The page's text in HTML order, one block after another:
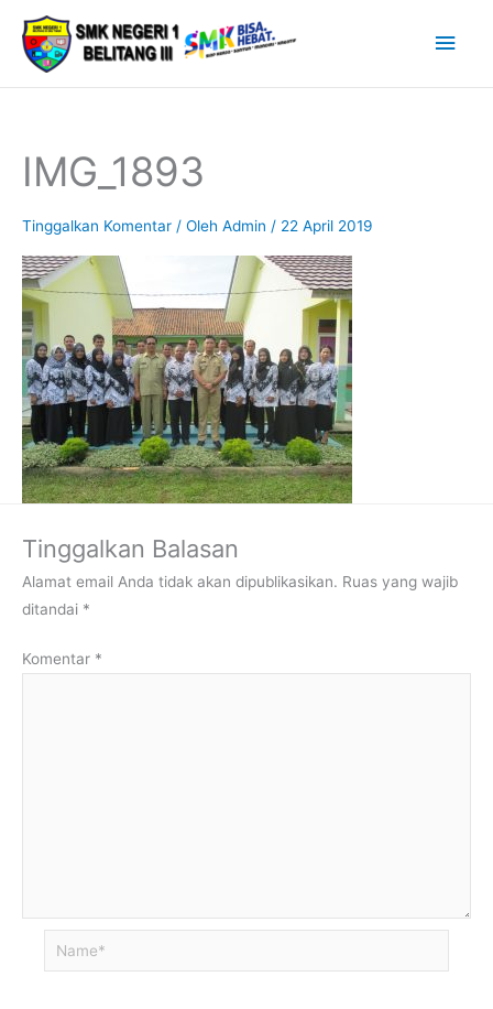
Lewati
konten
IMG_1893
Tinggalkan Komentar / Oleh Admin / 22 April 2019
Tinggalkan Balasan
Alamat email Anda tidak akan dipublikasikan. Ruas yang wajib
ditandai *
Komentar *
Name*